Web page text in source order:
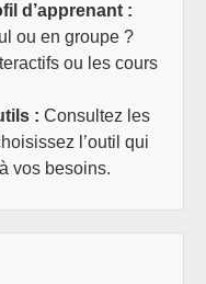
d’apprenant :
ou en groupe ?
ou les cours
: Consultez les
l’outil qui
vos besoins.